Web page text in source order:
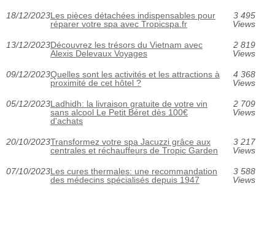
18/12/2023Les pièces détachées indispensables pour
réparer votre spa avec Tropicspa.fr
3 495
Views
13/12/2023Découvrez les trésors du Vietnam avec
Alexis Delevaux Voyages
2 819
Views
09/12/2023Quelles sont les activités et les attractions à
proximité de cet hôtel ?
4 368
Views
05/12/2023Ladhidh: la livraison gratuite de votre vin
sans alcool Le Petit Béret dès 100€
d'achats
2 709
Views
20/10/2023Transformez votre spa Jacuzzi grâce aux
centrales et réchauffeurs de Tropic Garden
3 217
Views
07/10/2023Les cures thermales: une recommandation
des médecins spécialisés depuis 1947
3 588
Views